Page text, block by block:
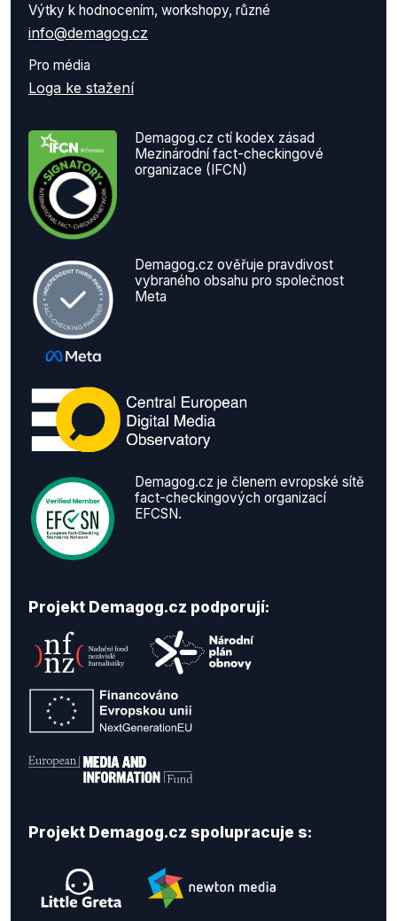
Výtky k hodnocením, workshopy, různé
info@demagog.cz
Pro média
Loga ke stažení
Demagog.cz ctí kodex zásad
Mezinárodní fact-checkingové
organizace (IFCN)
Demagog.cz ověřuje pravdivost
vybraného obsahu pro společnost
Meta
Demagog.cz je členem evropské sítě
fact-checkingových organizací
EFCSN.
Projekt Demagog.cz podporují:
Projekt Demagog.cz spolupracuje s: